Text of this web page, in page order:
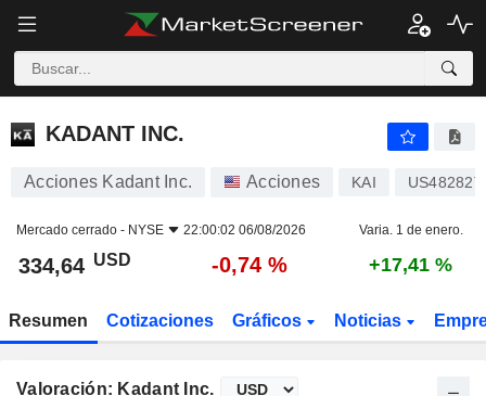
KADANT INC.
KADANT INC.
Acciones Kadant Inc. Acciones KAI
Mercado cerrado - NYSE 22:00:02 06/08/2026 Varia. 1 de enero.
334,64 USD -0,74 % +17,41 %
Resumen Cotizaciones Gráficos Noticias
Valoración: Kadant Inc.